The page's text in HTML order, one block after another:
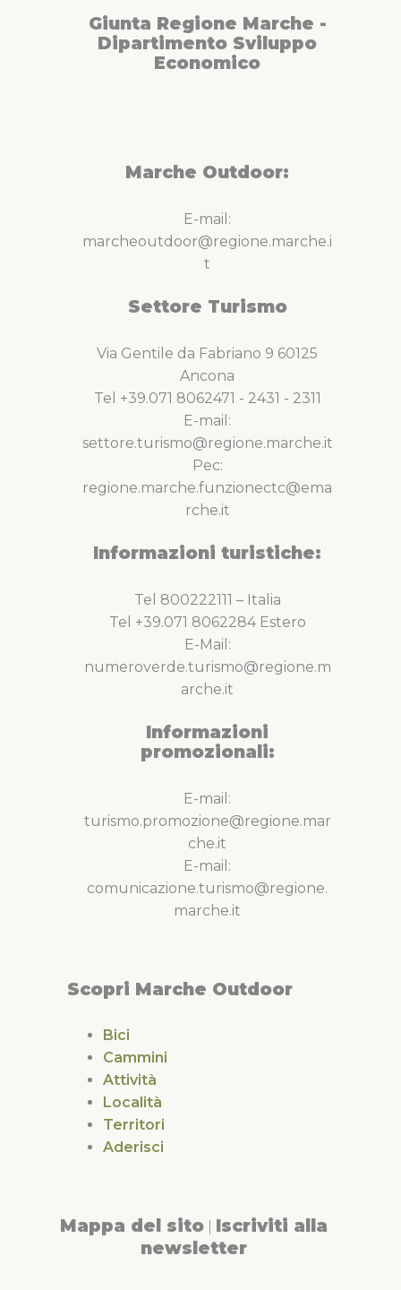
Giunta Regione Marche -
Dipartimento Sviluppo
Economico
Marche Outdoor:
E-mail:
marcheoutdoor@regione.marche.i
t
Settore Turismo
Via Gentile da Fabriano 9 60125
Ancona
Tel +39.071 8062471 - 2431 - 2311
E-mail:
settore.turismo@regione.marche.it
Pec:
regione.marche.funzionectc@ema
rche.it
Informazioni turistiche:
Tel 800222111 – Italia
Tel +39.071 8062284 Estero
E-Mail:
numeroverde.turismo@regione.m
arche.it
Informazioni
promozionali:
E-mail:
turismo.promozione@regione.mar
che.it
E-mail:
comunicazione.turismo@regione.
marche.it
Scopri Marche Outdoor
Bici
Cammini
Attività
Località
Territori
Aderisci
Mappa del sito Iscriviti alla
newsletter